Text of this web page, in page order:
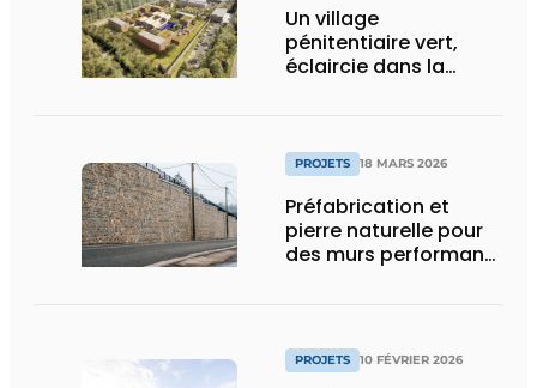
Un village
pénitentiaire vert,
éclaircie dans la
PROJETS 18 MARS 2026
Préfabrication et
pierre naturelle pour
des murs performants
PROJETS 10 FÉVRIER 2026